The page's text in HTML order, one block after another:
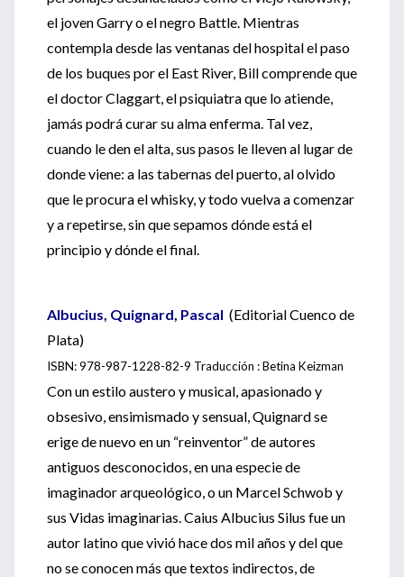
el joven Garry o el negro Battle. Mientras
contempla desde las ventanas del hospital el paso
de los buques por el East River, Bill comprende que
el doctor Claggart, el psiquiatra que lo atiende,
jamás podrá curar su alma enferma. Tal vez,
cuando le den el alta, sus pasos le lleven al lugar de
donde viene: a las tabernas del puerto, al olvido
que le procura el whisky, y todo vuelva a comenzar
y a repetirse, sin que sepamos dónde está el
principio y dónde el final.
Albucius, Quignard, Pascal (Editorial Cuenco de
Plata)
ISBN: 978-987-1228-82-9 Traducción : Betina Keizman
Con un estilo austero y musical, apasionado y
obsesivo, ensimismado y sensual, Quignard se
erige de nuevo en un “reinventor” de autores
antiguos desconocidos, en una especie de
imaginador arqueológico, o un Marcel Schwob y
sus Vidas imaginarias. Caius Albucius Silus fue un
autor latino que vivió hace dos mil años y del que
no se conocen más que textos indirectos, de